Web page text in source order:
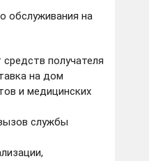
обслуживания на
получателя
на дом
и медицинских
службы